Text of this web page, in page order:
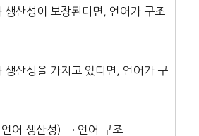
산성이 보장된다면, 언어가 구조
산성을 가지고 있다면, 언어가 구
어 생산성) → 언어 구조